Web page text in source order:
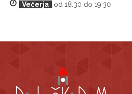
Večerja
od 18.30 do 19.30